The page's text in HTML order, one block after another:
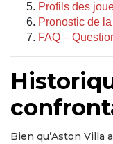
Profils des
Pronostic de
FAQ –
Bien qu’Aston Villa